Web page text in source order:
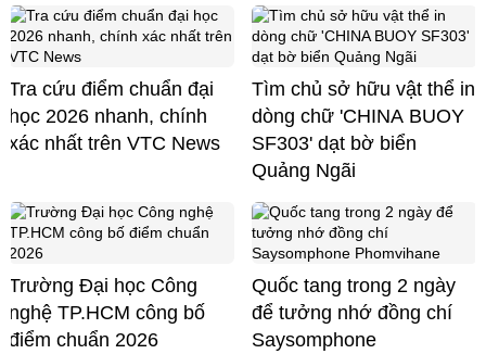
Tra cứu điểm chuẩn đại
học 2026 nhanh, chính
xác nhất trên VTC News
Tìm chủ sở hữu vật thể in
dòng chữ 'CHINA BUOY
SF303' dạt bờ biển
Quảng Ngãi
Trường Đại học Công
nghệ TP.HCM công bố
điểm chuẩn 2026
Quốc tang trong 2 ngày
để tưởng nhớ đồng chí
Saysomphone